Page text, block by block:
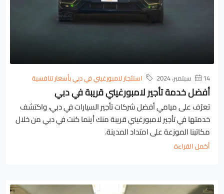
14 سبتمبر، 2024 استئجار لامبورغيني في دبي بأسعار تنافسية
أفضل خدمة تأجير لامبورغيني قريبة في دبي
تعرّف على ميامي أفضل شركات تأجير السيارات في دبي، واكتشف
خدمتها في تأجير لامبورغيني قريبة منك أينما كنت في دبي من خلال
مكاتبنا الموزعة على امتداد المدينة.
أكمل القراءة